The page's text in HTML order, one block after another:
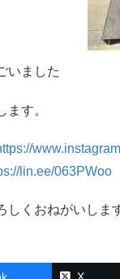
いました
ます。
lin.ee/063PWoo
しくおねがいしま